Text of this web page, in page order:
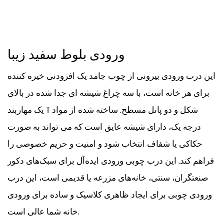
این درب ورودی بیرونی از چوب جامد یک افزودنی خیره کننده
برای هر خانه است، با سه چراغ شیشه ای جدا شده در بالای
یک مهاربند T شکل و دو پانل مسطح. ساخته شده از مواد
درجه یک، دارای شیشه عایق است که می تواند به صورت
حکاکی یا شفاف انتخاب شود و امنیت و حریم خصوصی را
فراهم کند. این درب چوبی ورودی ایده‌آل برای سبک‌های دکور
صنعتگران، سنتی، خانه‌های مزرعه یا قدیمی است، این درب
ورودی چوبی برای ایجاد ظاهری کلاسیک و ساده برای ورودی
خانه شما عالی است.